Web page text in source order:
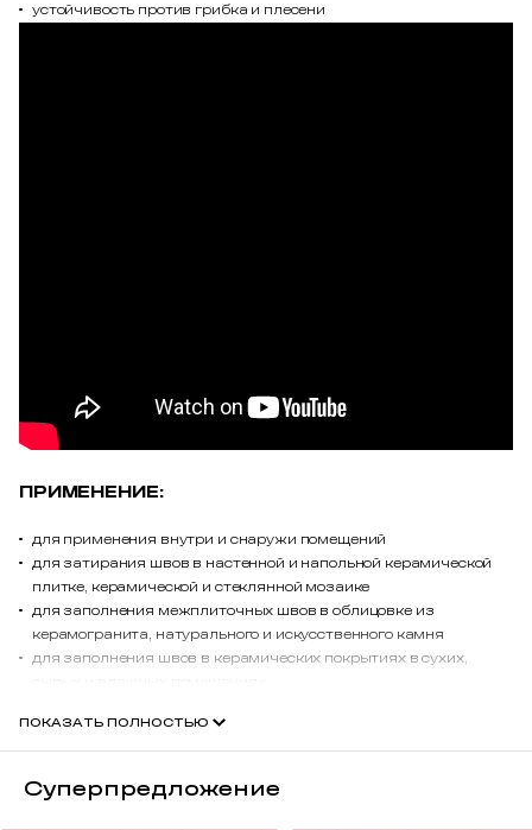
устойчивость против грибка и плесени
ПРИМЕНЕНИЕ:
для применения внутри и снаружи помещений
для затирания швов в настенной и напольной керамической
плитке, керамической и стеклянной мозаике
для заполнения межплиточных швов в облицовке из
керамогранита, натурального и искусственного камня
для заполнения швов в керамических покрытиях в сухих,
интенсивными пешеходными нагрузками, а также для
заполнения швов в облицовке террас, балконов
подходит для применения с настенными и напольными
ПОКАЗАТЬ ПОЛНОСТЬЮ
Суперпредложение